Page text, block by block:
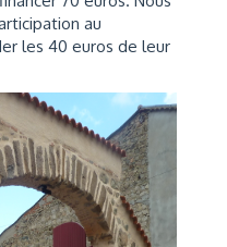
au
les 40 euros de leur